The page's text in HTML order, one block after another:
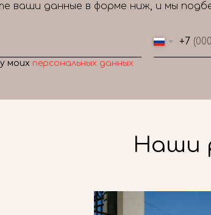
+7
моих персональных данных
ваши данные в форме ниж, и мы
Наши